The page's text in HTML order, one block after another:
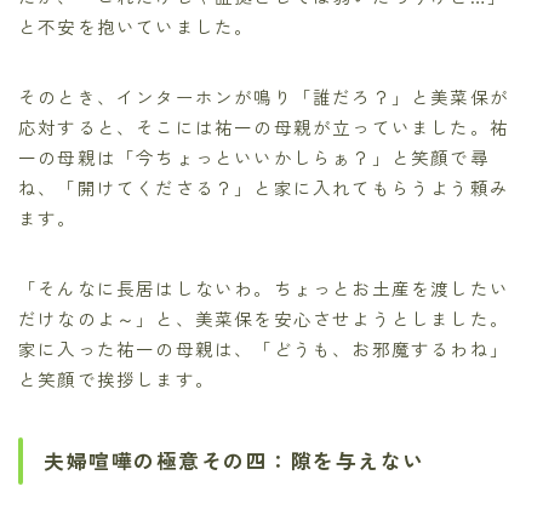
と不安を抱いていました。
そのとき、インターホンが鳴り「誰だろ？」と美菜保が
応対すると、そこには祐一の母親が立っていました。祐
一の母親は「今ちょっといいかしらぁ？」と笑顔で尋
ね、「開けてくださる？」と家に入れてもらうよう頼み
ます。
「そんなに長居はしないわ。ちょっとお土産を渡したい
だけなのよ～」と、美菜保を安心させようとしました。
家に入った祐一の母親は、「どうも、お邪魔するわね」
と笑顔で挨拶します。
夫婦喧嘩の極意その四：隙を与えない